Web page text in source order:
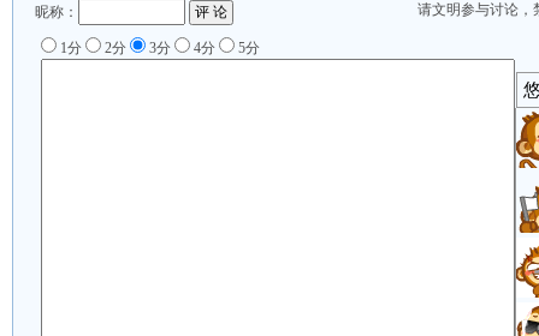
请文明参与讨论，
昵称：
1分 2分 3分 4分 5分